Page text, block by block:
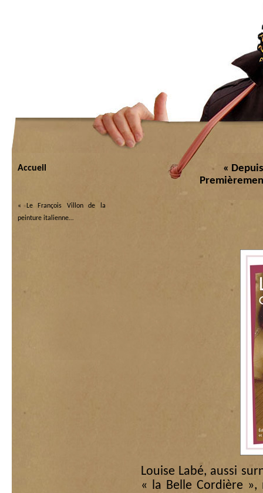
Accueil
«
« Le François Villon de la
peinture italienne…
Louise Labé, aussi
« la Belle Cordière